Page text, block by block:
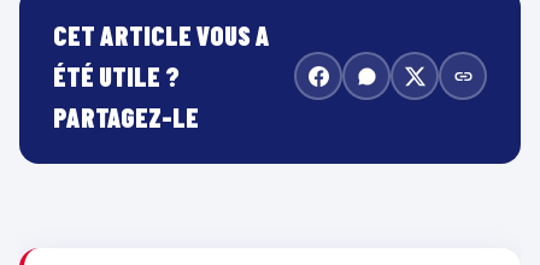
CET ARTICLE VOUS A
ÉTÉ UTILE ?
PARTAGEZ-LE